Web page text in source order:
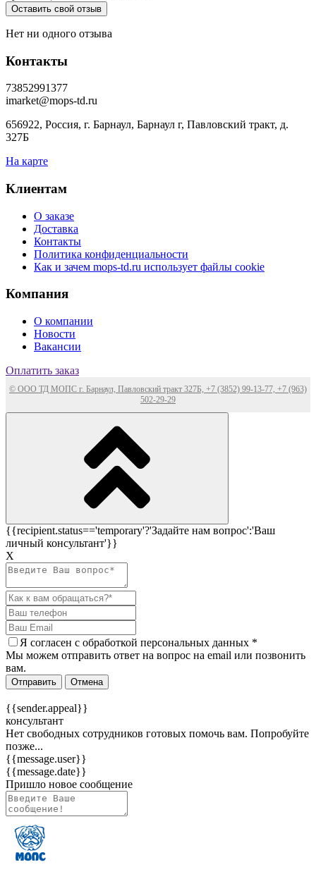
Нет ни одного отзыва
Контакты
73852991377
imarket@mops-td.ru
656922, Россия, г. Барнаул, Барнаул г, Павловский тракт, д.
327Б
На карте
Клиентам
О заказе
Доставка
Контакты
Политика конфиденциальности
Как и зачем mops-td.ru использует файлы cookie
Компания
О компании
Новости
Вакансии
Оплатить заказ
© ООО ТД МОПС г. Барнаул, Павловский тракт 327Б, +7 (3852) 99-13-77, +7 (963)
502-29-29
{{recipient.status=='temporary'?'Задайте нам вопрос':'Ваш
личный консультант'}}
Х
Я согласен c обработкой персональных данных *
Мы можем отправить ответ на вопрос на email или позвонить
вам.
Отправить Отмена
{{sender.appeal}}
консультант
Нет свободных сотрудников готовых помочь вам. Попробуйте
позже...
{{message.user}}
{{message.date}}
Пришло новое сообщение